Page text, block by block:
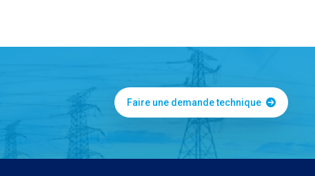
Faire une demande technique